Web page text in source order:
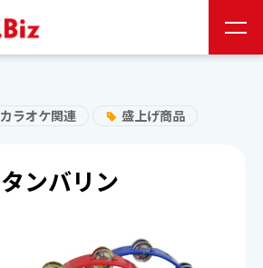
0120-141-224
お問い合わせ
カラオケ関連 盛上げ商品
タンバリン